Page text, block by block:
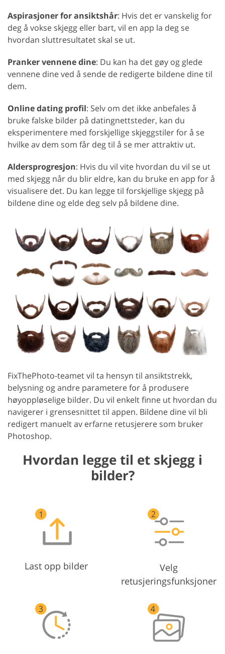
Aspirasjoner for ansiktshår: Hvis det er vanskelig for
deg å vokse skjegg eller bart, vil en app la deg se
hvordan sluttresultatet skal se ut.
Pranker vennene dine: Du kan ha det gøy og glede
vennene dine ved å sende de redigerte bildene dine til
dem.
Online dating profil: Selv om det ikke anbefales å
bruke falske bilder på datingnettsteder, kan du
eksperimentere med forskjellige skjeggstiler for å se
hvilke av dem som får deg til å se mer attraktiv ut.
Aldersprogresjon: Hvis du vil vite hvordan du vil se ut
med skjegg når du blir eldre, kan du bruke en app for å
visualisere det. Du kan legge til forskjellige skjegg på
bildene dine og elde deg selv på bildene dine.
FixThePhoto-teamet vil ta hensyn til ansiktstrekk,
belysning og andre parametere for å produsere
høyoppløselige bilder. Du vil enkelt finne ut hvordan du
navigerer i grensesnittet til appen. Bildene dine vil bli
redigert manuelt av erfarne retusjerere som bruker
Photoshop.
Hvordan legge til et skjegg i
bilder?
Last opp bilder
Velg
retusjeringsfunksjoner